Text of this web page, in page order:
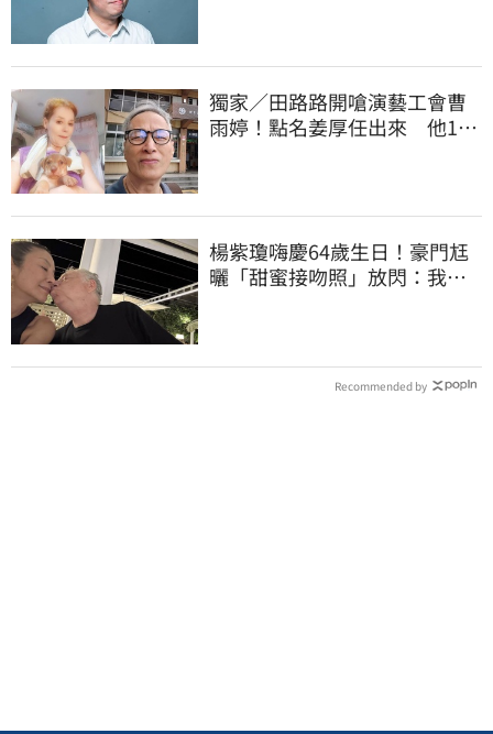
獨家／田路路開嗆演藝工會曹
雨婷！點名姜厚任出來 他16
楊紫瓊嗨慶64歲生日！豪門尪
曬「甜蜜接吻照」放閃：我親
Recommended by